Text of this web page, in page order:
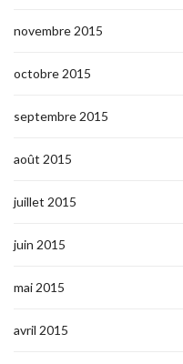
novembre 2015
octobre 2015
septembre 2015
août 2015
juillet 2015
juin 2015
mai 2015
avril 2015